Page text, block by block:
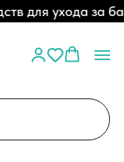
для ухода за